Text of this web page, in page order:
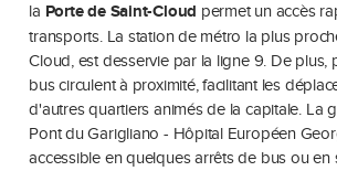
la Porte de Saint-Cloud permet un accès
transports. La station de métro la plus
Cloud, est desservie par la ligne 9. De plus,
bus circulent à proximité, facilitant les
d'autres quartiers animés de la capitale. La
Pont du Garigliano - Hôpital Européen
accessible en quelques arrêts de bus ou en